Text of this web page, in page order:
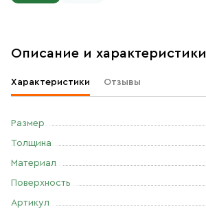
Описание и характеристики
Характеристики Отзывы
Размер
Толщина
Материал
Поверхность
Артикул